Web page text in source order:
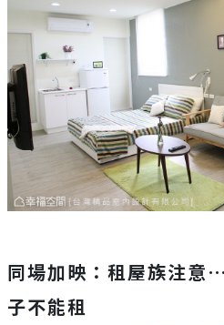
同場加映：租屋族注意
子不能租